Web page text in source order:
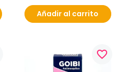
Añadir al carrito
favorite_border